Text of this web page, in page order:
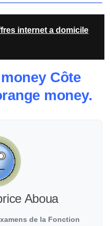
internet a domicile
Côte
money.
Aboua
de la Fonction